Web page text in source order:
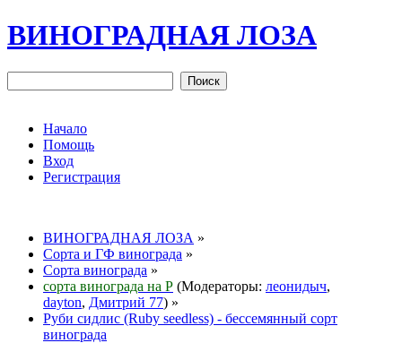
ВИНОГРАДНАЯ ЛОЗА
Начало
Помощь
Вход
Регистрация
ВИНОГРАДНАЯ ЛОЗА »
Сорта и ГФ винограда »
Сорта винограда »
сорта винограда на Р (Модераторы: леонидыч,
dayton, Дмитрий 77) »
Руби сидлис (Ruby seedless) - бессемянный сорт
винограда